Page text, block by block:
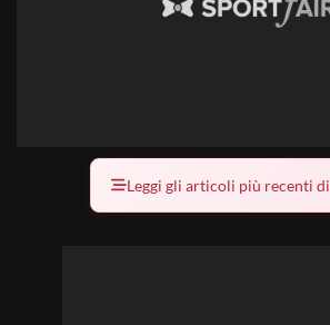
Leggi gli articoli più recenti di